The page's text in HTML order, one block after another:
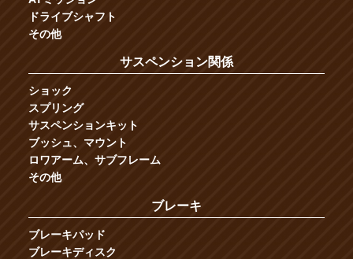
ドライブシャフト
その他
サスペンション関係
ショック
スプリング
サスペンションキット
ブッシュ、マウント
ロワアーム、サブフレーム
その他
ブレーキ
ブレーキパッド
ブレーキディスク